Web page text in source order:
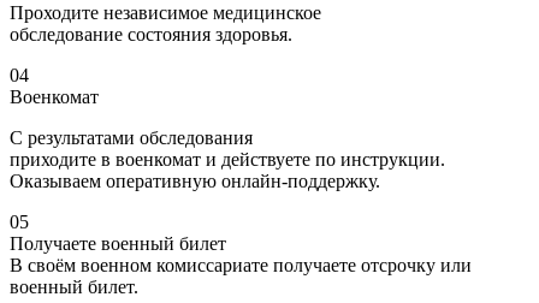
Проходите независимое медицинское
обследование состояния здоровья.
04
Военкомат
С результатами обследования
приходите в военкомат и действуете по инструкции.
Оказываем оперативную онлайн-поддержку.
05
Получаете военный билет
В своём военном комиссариате получаете отсрочку или
военный билет.